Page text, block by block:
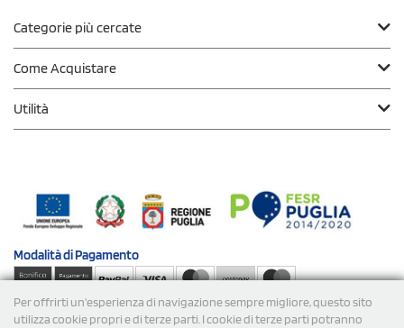
Per offrirti un'esperienza di navigazione sempre migliore, questo sito
utilizza cookie propri e di terze parti. I cookie di terze parti potranno
Categorie più cercate
Come Acquistare
Utilità
Modalità diPagamento
Spedizioni